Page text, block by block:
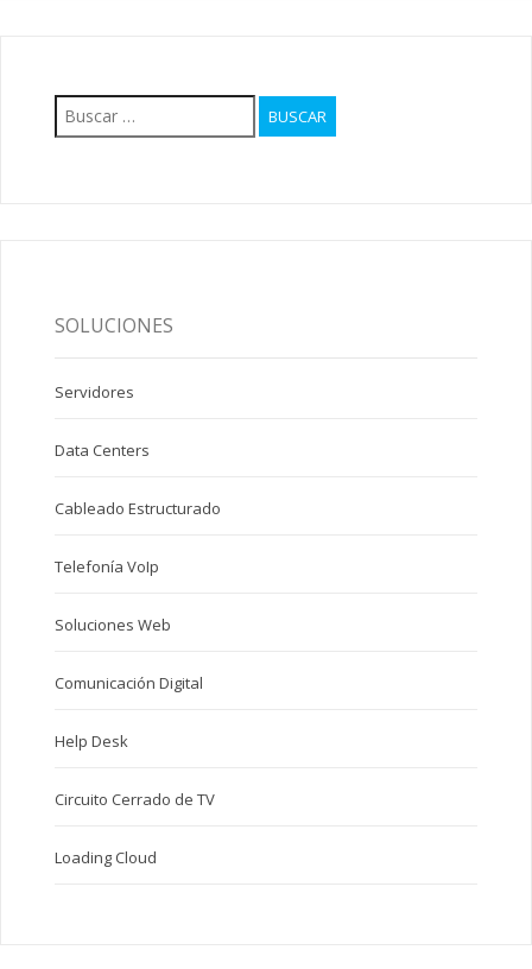
Buscar:
SOLUCIONES
Servidores
Data Centers
Cableado Estructurado
Telefonía VoIp
Soluciones Web
Comunicación Digital
Help Desk
Circuito Cerrado de TV
Loading Cloud